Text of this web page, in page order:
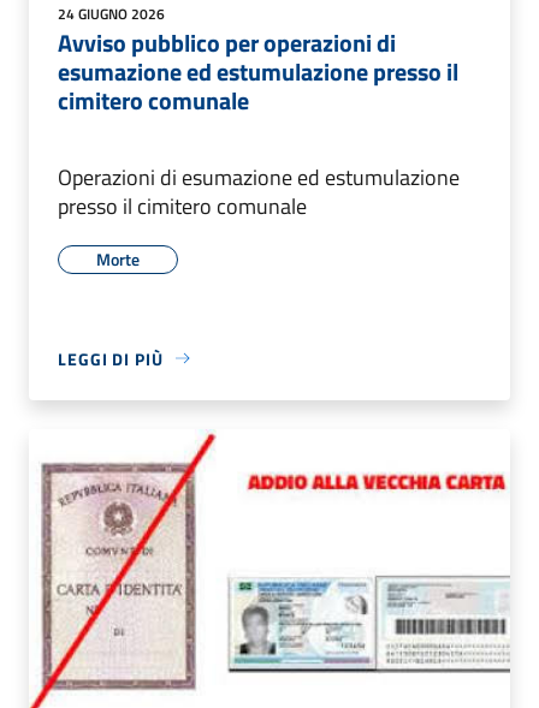
24 GIUGNO 2026
Avviso pubblico per operazioni di
esumazione ed estumulazione presso il
cimitero comunale
Operazioni di esumazione ed estumulazione
presso il cimitero comunale
Morte
LEGGI DI PIÙ